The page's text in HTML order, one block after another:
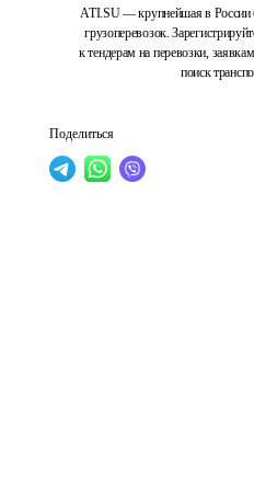
ATI.SU — крупнейшая в России
грузоперевозок.
к тендерам на перевозки,
поиск
Поделиться